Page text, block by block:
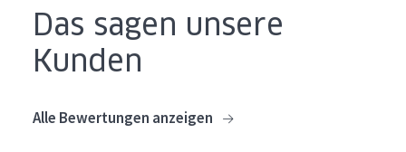
Nachtcreme
Augencreme
Das sagen unsere
Kunden
Alle Bewertungen anzeigen